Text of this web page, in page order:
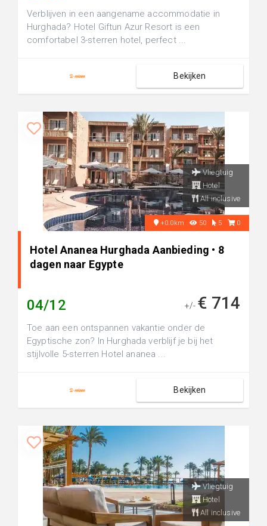
Verblijven in een aangename accommodatie in
Hurghada? Hotel Giftun Azur Resort is een
comfortabel 3-sterren hotel, perfect ...
Bekijken
Vliegtuig
Hotel
All inclusive
+0.0km 50 5 0
Hotel Ananea Hurghada Aanbieding • 8
dagen naar Egypte
04/12 +/- € 714
Toe aan een ontspannen vakantie onder de
Egyptische zon? In Hurghada verblijf je bij het
stijlvolle 5-sterren Hotel ananea ...
Bekijken
Vliegtuig
Hotel
All inclusive